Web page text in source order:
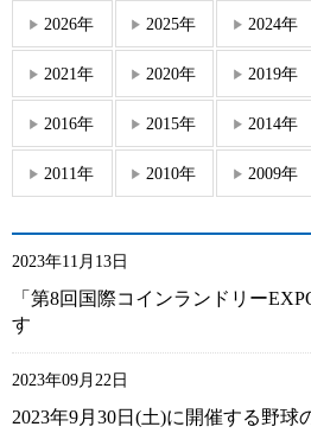
2026年 2025年 2024年
2021年 2020年 2019年
2016年 2015年 2014年
2011年 2010年 2009年
2023年11月13日
「第8回国際コインランドリー
す
2023年09月22日
2023年9月30日(土)に開催する野球